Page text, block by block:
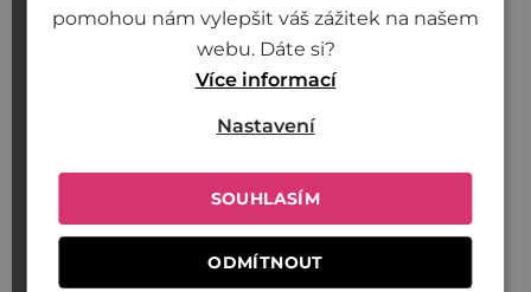
pomohou nám vylepšit váš zážitek na našem
webu. Dáte si?
Více informací
SOUHLASÍM
ODMÍTNOUT
Nastavení